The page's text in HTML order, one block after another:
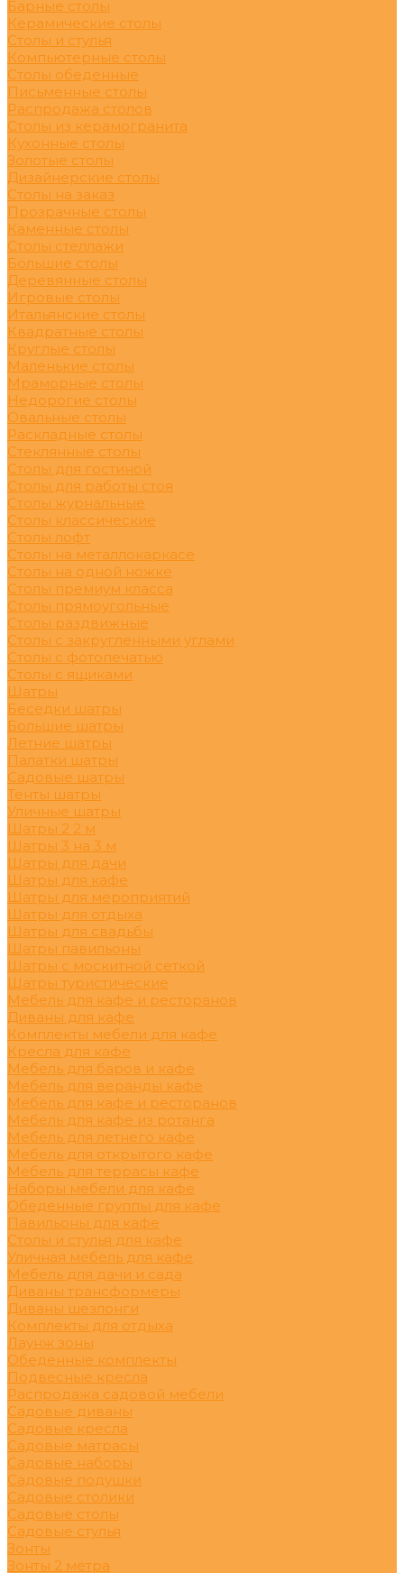
Барные столы
Керамические столы
Столы и стулья
Компьютерные столы
Столы обеденные
Письменные столы
Распродажа столов
Столы из керамогранита
Кухонные столы
Золотые столы
Дизайнерские столы
Столы на заказ
Прозрачные столы
Каменные столы
Столы стеллажи
Большие столы
Деревянные столы
Игровые столы
Итальянские столы
Квадратные столы
Круглые столы
Маленькие столы
Мраморные столы
Недорогие столы
Овальные столы
Раскладные столы
Стеклянные столы
Столы для гостиной
Столы для работы стоя
Столы журнальные
Столы классические
Столы лофт
Столы на металлокаркасе
Столы на одной ножке
Столы премиум класса
Столы прямоугольные
Столы раздвижные
Столы с закругленными углами
Столы с фотопечатью
Столы с ящиками
Шатры
Беседки шатры
Большие шатры
Летние шатры
Палатки шатры
Садовые шатры
Тенты шатры
Уличные шатры
Шатры 2 2 м
Шатры 3 на 3 м
Шатры для дачи
Шатры для кафе
Шатры для мероприятий
Шатры для отдыха
Шатры для свадьбы
Шатры павильоны
Шатры с москитной сеткой
Шатры туристические
Мебель для кафе и ресторанов
Диваны для кафе
Комплекты мебели для кафе
Кресла для кафе
Мебель для баров и кафе
Мебель для веранды кафе
Мебель для кафе и ресторанов
Мебель для кафе из ротанга
Мебель для летнего кафе
Мебель для открытого кафе
Мебель для террасы кафе
Наборы мебели для кафе
Обеденные группы для кафе
Павильоны для кафе
Столы и стулья для кафе
Уличная мебель для кафе
Мебель для дачи и сада
Диваны трансформеры
Диваны шезлонги
Комплекты для отдыха
Лаунж зоны
Обеденные комплекты
Подвесные кресла
Распродажа садовой мебели
Садовые диваны
Садовые кресла
Садовые матрасы
Садовые наборы
Садовые подушки
Садовые столики
Садовые столы
Садовые стулья
Зонты
Зонты 2 метра